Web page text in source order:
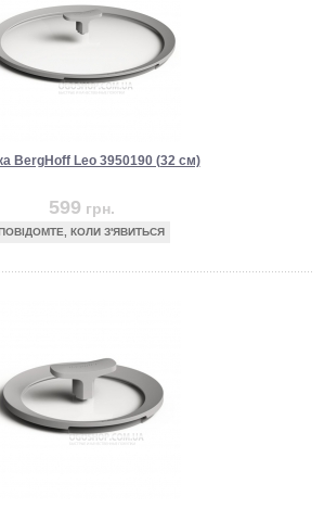
BergHoff Leo 3950190 (32 см)
599 грн.
КОЛИ З'ЯВИТЬСЯ